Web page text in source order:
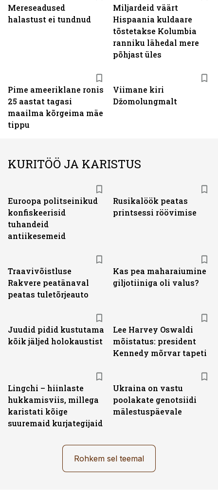
Mereseadused
halastust ei tundnud
Miljardeid väärt
Hispaania kuldaare
tõstetakse Kolumbia
ranniku lähedal mere
põhjast üles
Pime ameeriklane ronis
25 aastat tagasi
maailma kõrgeima mäe
tippu
Viimane kiri
Džomolungmalt
KURITÖÖ JA KARISTUS
Euroopa politseinikud
konfiskeerisid
tuhandeid
antiikesemeid
Rusikalöök peatas
printsessi röövimise
Traavivõistluse
Rakvere peatänaval
peatas tuletõrjeauto
Kas pea maharaiumine
giljotiiniga oli valus?
Juudid pidid kustutama
kõik jäljed holokaustist
Lee Harvey Oswaldi
mõistatus: president
Kennedy mõrvar tapeti
Lingchi – hiinlaste
hukkamisviis, millega
karistati kõige
suuremaid kurjategijaid
Ukraina on vastu
poolakate genotsiidi
mälestuspäevale
Rohkem sel teemal